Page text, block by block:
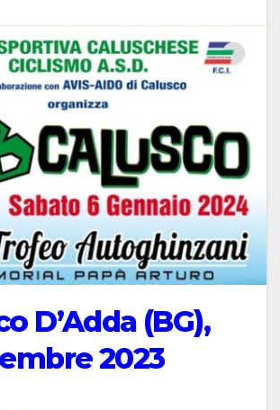
D’Adda (BG),
2023